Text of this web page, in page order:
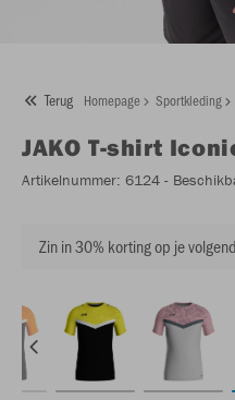
Terug Homepage Sportkleding
JAKO T-shirt
Artikelnummer: 6124 -
Zin in 30% korting op je